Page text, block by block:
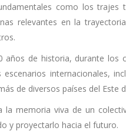
como los trajes
relevantes en la
de historia, durante los
internacionales,
de diversos países del Este
la memoria viva de un
y proyectarlo hacia el futuro.